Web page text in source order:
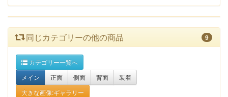
同じカテゴリーの他の商品 9
カテゴリー一覧へ
メイン
正面 側面 背面
装着
大きな画像:ギャラリー